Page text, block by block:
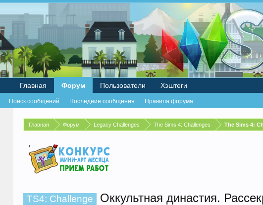
Главная Форум Legacy Challenges The Sims 4: Challenges The Sims 4:
TS4: Challenge Оккультная династия.
Главная Форум
Поиск сообщений Последние сообщения Правила форума
Пользователи Хэштеги